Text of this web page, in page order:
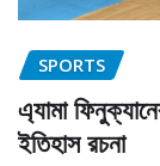
SPORTS
এ্যামা
ইতিহাস রচনা